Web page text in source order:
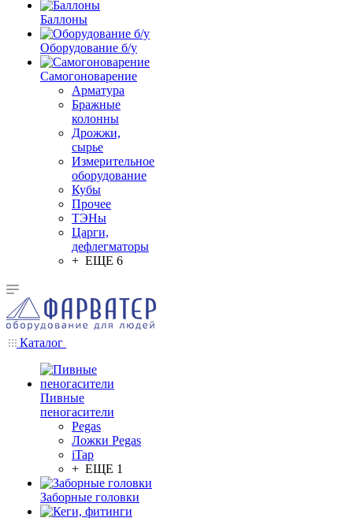
Баллоны
Оборудование б/у
Самогоноварение
Арматура
Бражные
колонны
Дрожжи,
сырье
Измерительное
оборудование
Кубы
Прочее
ТЭНы
Царги,
дефлегматоры
+ ЕЩЕ 6
Каталог
Пивные
пеногасители
Pegas
Ложки Pegas
iTap
+ ЕЩЕ 1
Заборные головки